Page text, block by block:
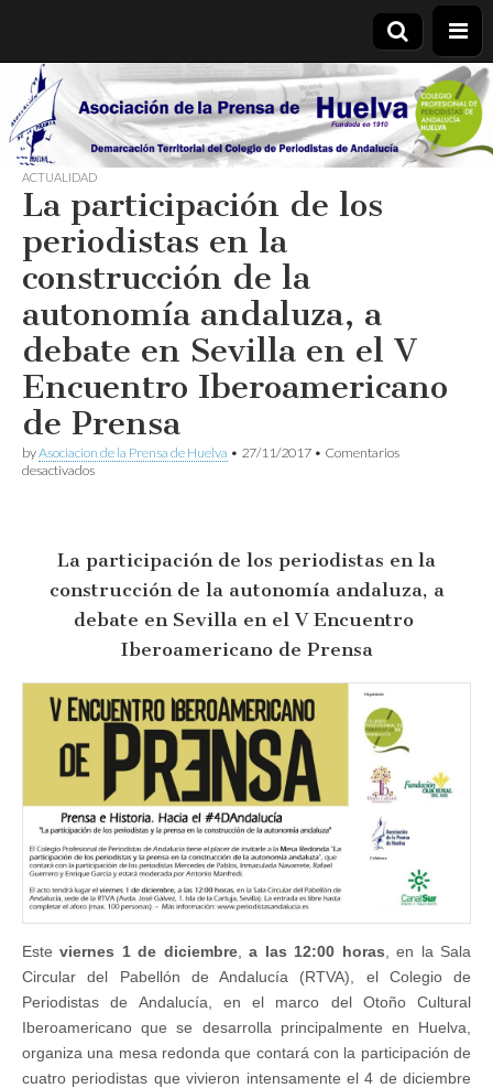
Asociación
de la
Prensa de
Huelva
ACTUALIDAD
La participación de los
periodistas en la
construcción de la
autonomía andaluza, a
debate en Sevilla en el V
Encuentro​ ​Iberoamericano​ ​
de​ ​Prensa
byAsociacion de la Prensa de Huelva • 27/11/2017 • Comentarios
desactivadosen
periodistas
la
construcción
de
andaluza,
a
debate
Sevilla
V
Encuentro​
Iberoamericano​
de​
Prensa
La participación de los periodistas en la
construcción de la autonomía andaluza, a
debate en Sevilla en el V Encuentro​ ​
Iberoamericano​ ​de​ ​Prensa
Esteviernes 1 de diciembre,a las 12:00 horas , en la Sala
Circular del Pabellón de Andalucía (RTVA), el Colegio de
Periodistas de Andalucía, en el marco del Otoño Cultural
Iberoamericano que se desarrolla principalmente en Huelva,
organiza una mesa redonda que contará con la participación de
cuatro periodistas que vivieron intensamente el 4 de diciembre